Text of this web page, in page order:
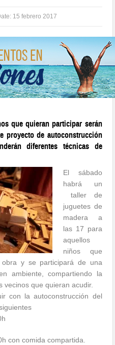
15 febrero 2017
que quieran participar serán
proyecto de autoconstrucción
diferentes técnicas de
El sábado
habrá un
taller de
juguetes de
madera a
las 17 para
aquellos
niños que
y se participará de una
ambiente, compartiendo la
vecinos que quieran acudir.
con la autoconstrucción del
con comida compartida.